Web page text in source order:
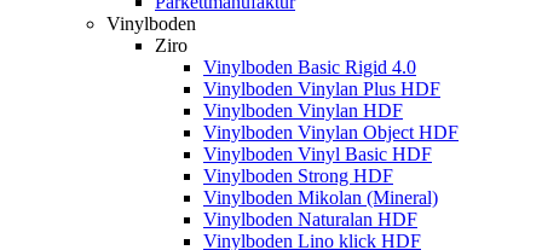
Vinylboden
Ziro
Vinylboden Basic Rigid 4.0
Vinylboden Vinylan Plus HDF
Vinylboden Vinylan HDF
Vinylboden Vinylan Object HDF
Vinylboden Vinyl Basic HDF
Vinylboden Strong HDF
Vinylboden Mikolan (Mineral)
Vinylboden Naturalan HDF
Vinylboden Lino klick HDF